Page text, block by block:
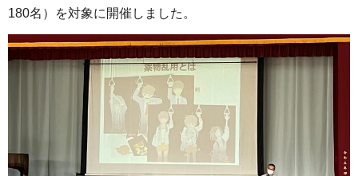
180名）を対象に開催しました。